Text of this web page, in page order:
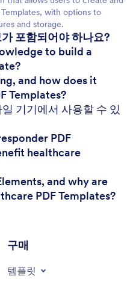
with options to
and storage.
포함되어야 하나요?
to build a
and how does it
Templates?
기기에서 사용할 수 있
PDF
healthcare
and why are
PDF Templates?
구매
템플릿